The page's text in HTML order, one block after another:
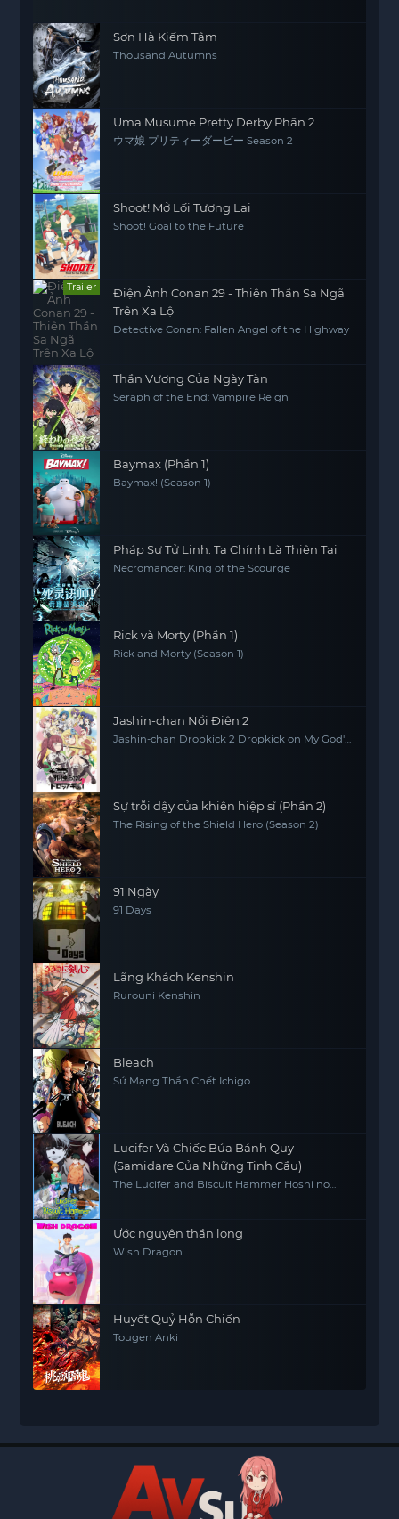
Sơn Hà Kiếm Tâm
Thousand Autumns
Uma Musume Pretty Derby Phần 2
ウマ娘 プリティーダービー Season 2
Shoot! Mở Lối Tương Lai
Shoot! Goal to the Future
Trailer
Điện Ảnh Conan 29 - Thiên Thần Sa Ngã
Trên Xa Lộ
Detective Conan: Fallen Angel of the Highway
Thần Vương Của Ngày Tàn
Seraph of the End: Vampire Reign
Baymax (Phần 1)
Baymax! (Season 1)
Pháp Sư Tử Linh: Ta Chính Là Thiên Tai
Necromancer: King of the Scourge
Rick và Morty (Phần 1)
Rick and Morty (Season 1)
Jashin-chan Nổi Điên 2
Jashin-chan Dropkick 2 Dropkick on My God'
Sự trỗi dậy của khiên hiệp sĩ (Phần 2)
The Rising of the Shield Hero (Season 2)
91 Ngày
91 Days
Lãng Khách Kenshin
Rurouni Kenshin
Bleach
Sứ Mạng Thần Chết Ichigo
Lucifer Và Chiếc Búa Bánh Quy
(Samidare Của Những Tinh Cầu)
The Lucifer and Biscuit Hammer Hoshi no
Ước nguyện thần long
Wish Dragon
Huyết Quỷ Hỗn Chiến
Tougen Anki